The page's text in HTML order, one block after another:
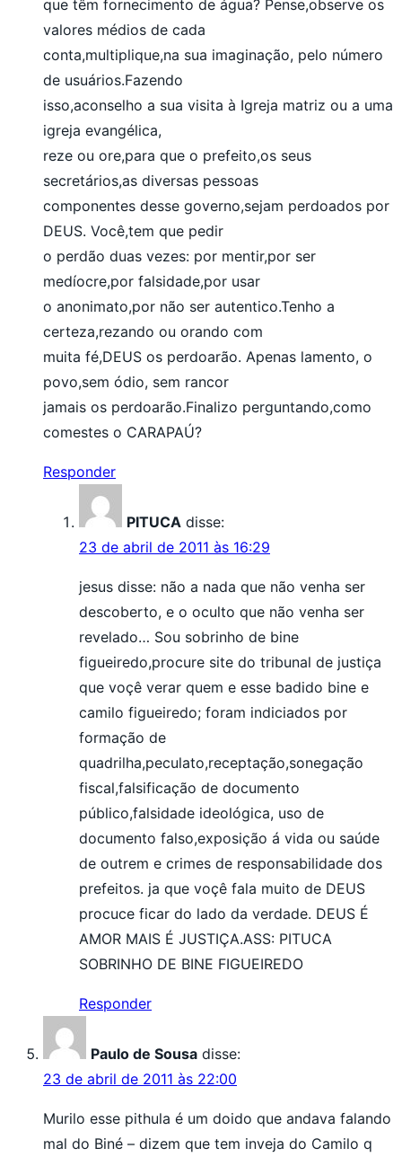
que têm fornecimento de água? Pense,observe os
valores médios de cada
conta,multiplique,na sua imaginação, pelo número
de usuários.Fazendo
isso,aconselho a sua visita à Igreja matriz ou a uma
igreja evangélica,
reze ou ore,para que o prefeito,os seus
secretários,as diversas pessoas
componentes desse governo,sejam perdoados por
DEUS. Você,tem que pedir
o perdão duas vezes: por mentir,por ser
medíocre,por falsidade,por usar
o anonimato,por não ser autentico.Tenho a
certeza,rezando ou orando com
muita fé,DEUS os perdoarão. Apenas lamento, o
povo,sem ódio, sem rancor
jamais os perdoarão.Finalizo perguntando,como
comestes o CARAPAÚ?
Responder
PITUCA disse:
23 de abril de 2011 às 16:29
jesus disse: não a nada que não venha ser
descoberto, e o oculto que não venha ser
revelado… Sou sobrinho de bine
figueiredo,procure site do tribunal de justiça
que voçê verar quem e esse badido bine e
camilo figueiredo; foram indiciados por
formação de
quadrilha,peculato,receptação,sonegação
fiscal,falsificação de documento
público,falsidade ideológica, uso de
documento falso,exposição á vida ou saúde
de outrem e crimes de responsabilidade dos
prefeitos. ja que voçê fala muito de DEUS
procuce ficar do lado da verdade. DEUS É
AMOR MAIS É JUSTIÇA.ASS: PITUCA
SOBRINHO DE BINE FIGUEIREDO
Responder
Paulo de Sousa disse:
23 de abril de 2011 às 22:00
Murilo esse pithula é um doido que andava falando
mal do Biné – dizem que tem inveja do Camilo q